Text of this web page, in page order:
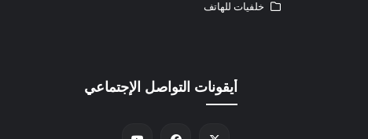
خلفيات للهاتف
أيقونات التواصل الإجتماعي